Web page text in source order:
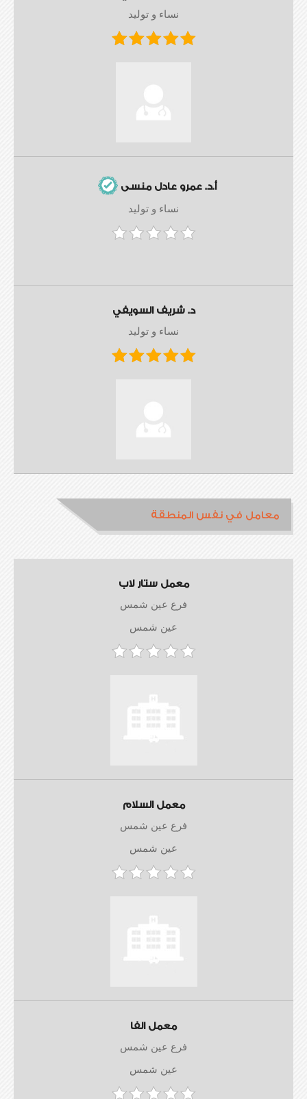
نساء و توليد
أ.د. عمرو عادل منسى
نساء و توليد
د. شريف السويفي
نساء و توليد
معامل في نفس المنطقة
معمل ستار لاب
فرع عين شمس
عين شمس
معمل السلام
فرع عين شمس
عين شمس
معمل الفا
فرع عين شمس
عين شمس